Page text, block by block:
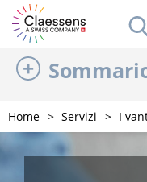
Home Servizi I